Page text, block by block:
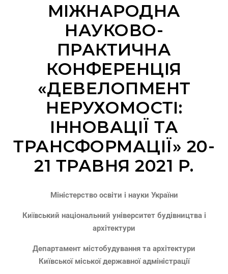
МІЖНАРОДНА
НАУКОВО-
ПРАКТИЧНА
КОНФЕРЕНЦІЯ
«ДЕВЕЛОПМЕНТ
НЕРУХОМОСТІ:
ІННОВАЦІЇ ТА
ТРАНСФОРМАЦІЇ» 20-
21 ТРАВНЯ 2021 Р.
Міністерство освіти і науки України
Київський національний університет будівництва і
архітектури
Департамент містобудування та архітектури
Київської міської державної адміністрації